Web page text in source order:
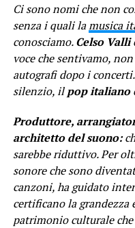
Ci sono nomi che non
senza i quali lamusica
conosciamo.Celso Valli
voce che sentivamo,
autografi dopo i
silenzio, ilpop italiano
Produttore,
architetto del suono:
sarebbe riduttivo. Per
sonore che sono
canzoni, ha guidato
certificano la
patrimonio culturale che